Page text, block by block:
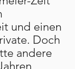
und einen
Doch
andere